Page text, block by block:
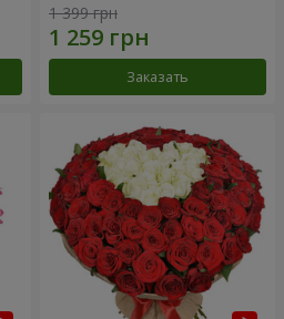
1 399 грн
Заказать